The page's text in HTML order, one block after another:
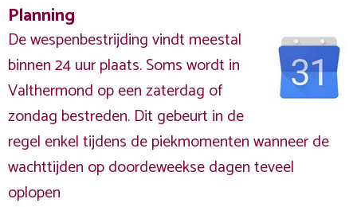
Planning
De wespenbestrijding vindt meestal
binnen 24 uur plaats. Soms wordt in
Valthermond op een zaterdag of
zondag bestreden. Dit gebeurt in de
regel enkel tijdens de piekmomenten wanneer de
wachttijden op doordeweekse dagen teveel
oplopen